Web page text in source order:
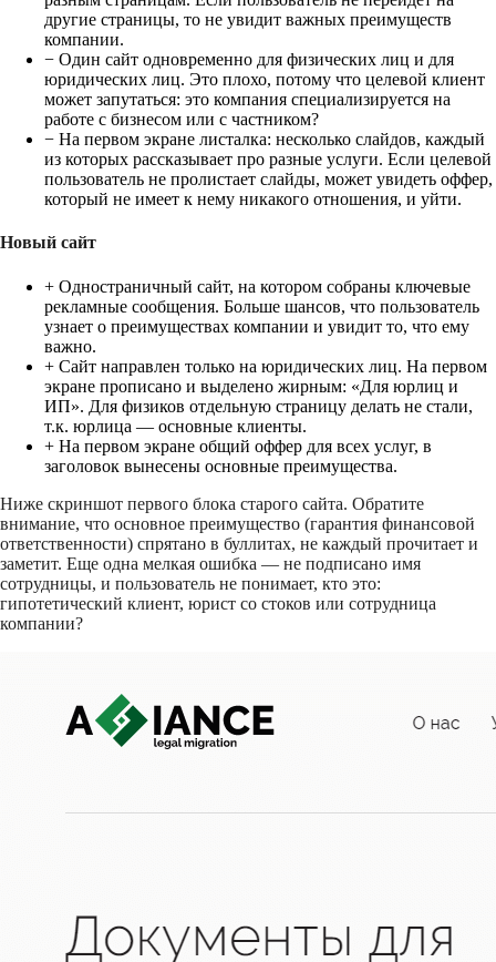
другие страницы, то не увидит важных преимуществ
компании.
− Один сайт одновременно для физических лиц и для
юридических лиц. Это плохо, потому что целевой клиент
может запутаться: это компания специализируется на
работе с бизнесом или с частником?
− На первом экране листалка: несколько слайдов, каждый
из которых рассказывает про разные услуги. Если целевой
пользователь не пролистает слайды, может увидеть оффер,
который не имеет к нему никакого отношения, и уйти.
Новый сайт
+ Одностраничный сайт, на котором собраны ключевые
рекламные сообщения. Больше шансов, что пользователь
узнает о преимуществах компании и увидит то, что ему
важно.
+ Сайт направлен только на юридических лиц. На первом
экране прописано и выделено жирным: «Для юрлиц и
ИП». Для физиков отдельную страницу делать не стали,
т.к. юрлица — основные клиенты.
+ На первом экране общий оффер для всех услуг, в
заголовок вынесены основные преимущества.
Ниже скриншот первого блока старого сайта. Обратите
внимание, что основное преимущество (гарантия финансовой
ответственности) спрятано в буллитах, не каждый прочитает и
заметит. Еще одна мелкая ошибка — не подписано имя
сотрудницы, и пользователь не понимает, кто это:
гипотетический клиент, юрист со стоков или сотрудница
компании?